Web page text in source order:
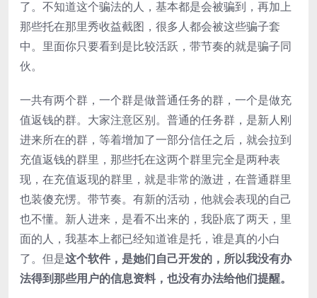
了。不知道这个骗法的人，基本都是会被骗到，再加上
那些托在那里秀收益截图，很多人都会被这些骗子套
中。里面你只要看到是比较活跃，带节奏的就是骗子同
伙。
一共有两个群，一个群是做普通任务的群，一个是做充
值返钱的群。大家注意区别。普通的任务群，是新人刚
进来所在的群，等着增加了一部分信任之后，就会拉到
充值返钱的群里，那些托在这两个群里完全是两种表
现，在充值返现的群里，就是非常的激进，在普通群里
也装傻充愣。带节奏。有新的活动，他就会表现的自己
也不懂。新人进来，是看不出来的，我卧底了两天，里
面的人，我基本上都已经知道谁是托，谁是真的小白
了。但是这个软件，是她们自己开发的，所以我没有办
法得到那些用户的信息资料，也没有办法给他们提醒。